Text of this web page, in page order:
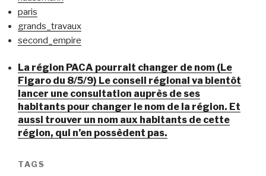
paris
grands_travaux
second_empire
La région PACA pourrait changer de nom (Le
Figaro du 8/5/9) Le conseil régional va bientôt
lancer une consultation auprès de ses
habitants pour changer le nom de la région. Et
aussi trouver un nom aux habitants de cette
région, qui n’en possèdent pas.
TAGS